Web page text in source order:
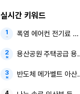
실시간 키워드
폭염 에어컨 전기료 폭
용산공원 주택공급 용
반도체 메가벨트 아